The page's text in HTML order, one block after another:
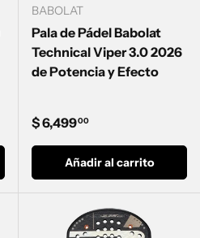
BABOLAT
Pala de Pádel Babolat
Technical Viper 3.0 2026
de Potencia y Efecto
Precio normal
$ 6,49900
Añadir al carrito